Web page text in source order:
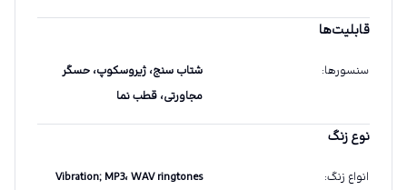
قابلیت‌ها
سنسورها:
شتاب سنج، ژیروسکوپ، حسگر
مجاورتی، قطب نما
نوع زنگ
انواع زنگ: Vibration; MP3، WAV ringtones